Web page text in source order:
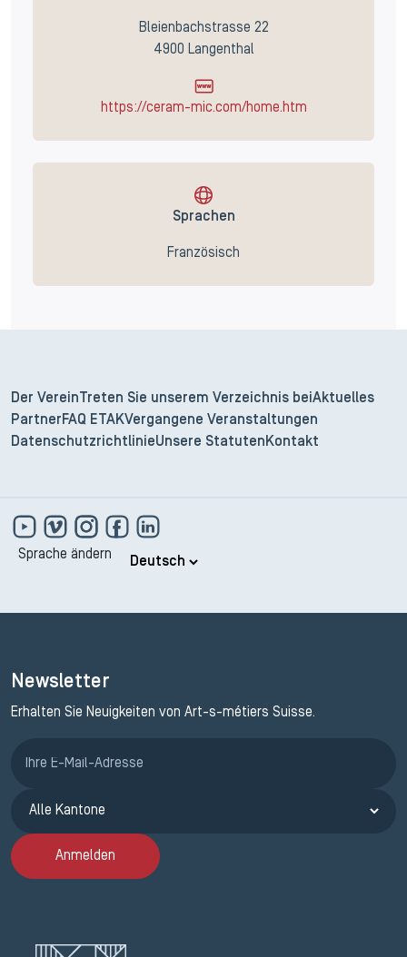
Bleienbachstrasse 22
4900 Langenthal
https://ceram-mic.com/home.htm
Sprachen
Französisch
Der Verein Treten Sie unserem Verzeichnis bei Aktuelles
Partner FAQ ETAKVergangene Veranstaltungen
DatenschutzrichtlinieUnsere Statuten Kontakt
Sprache ändern
Newsletter
Erhalten Sie Neuigkeiten von Art-s-métiers Suisse.
Anmelden